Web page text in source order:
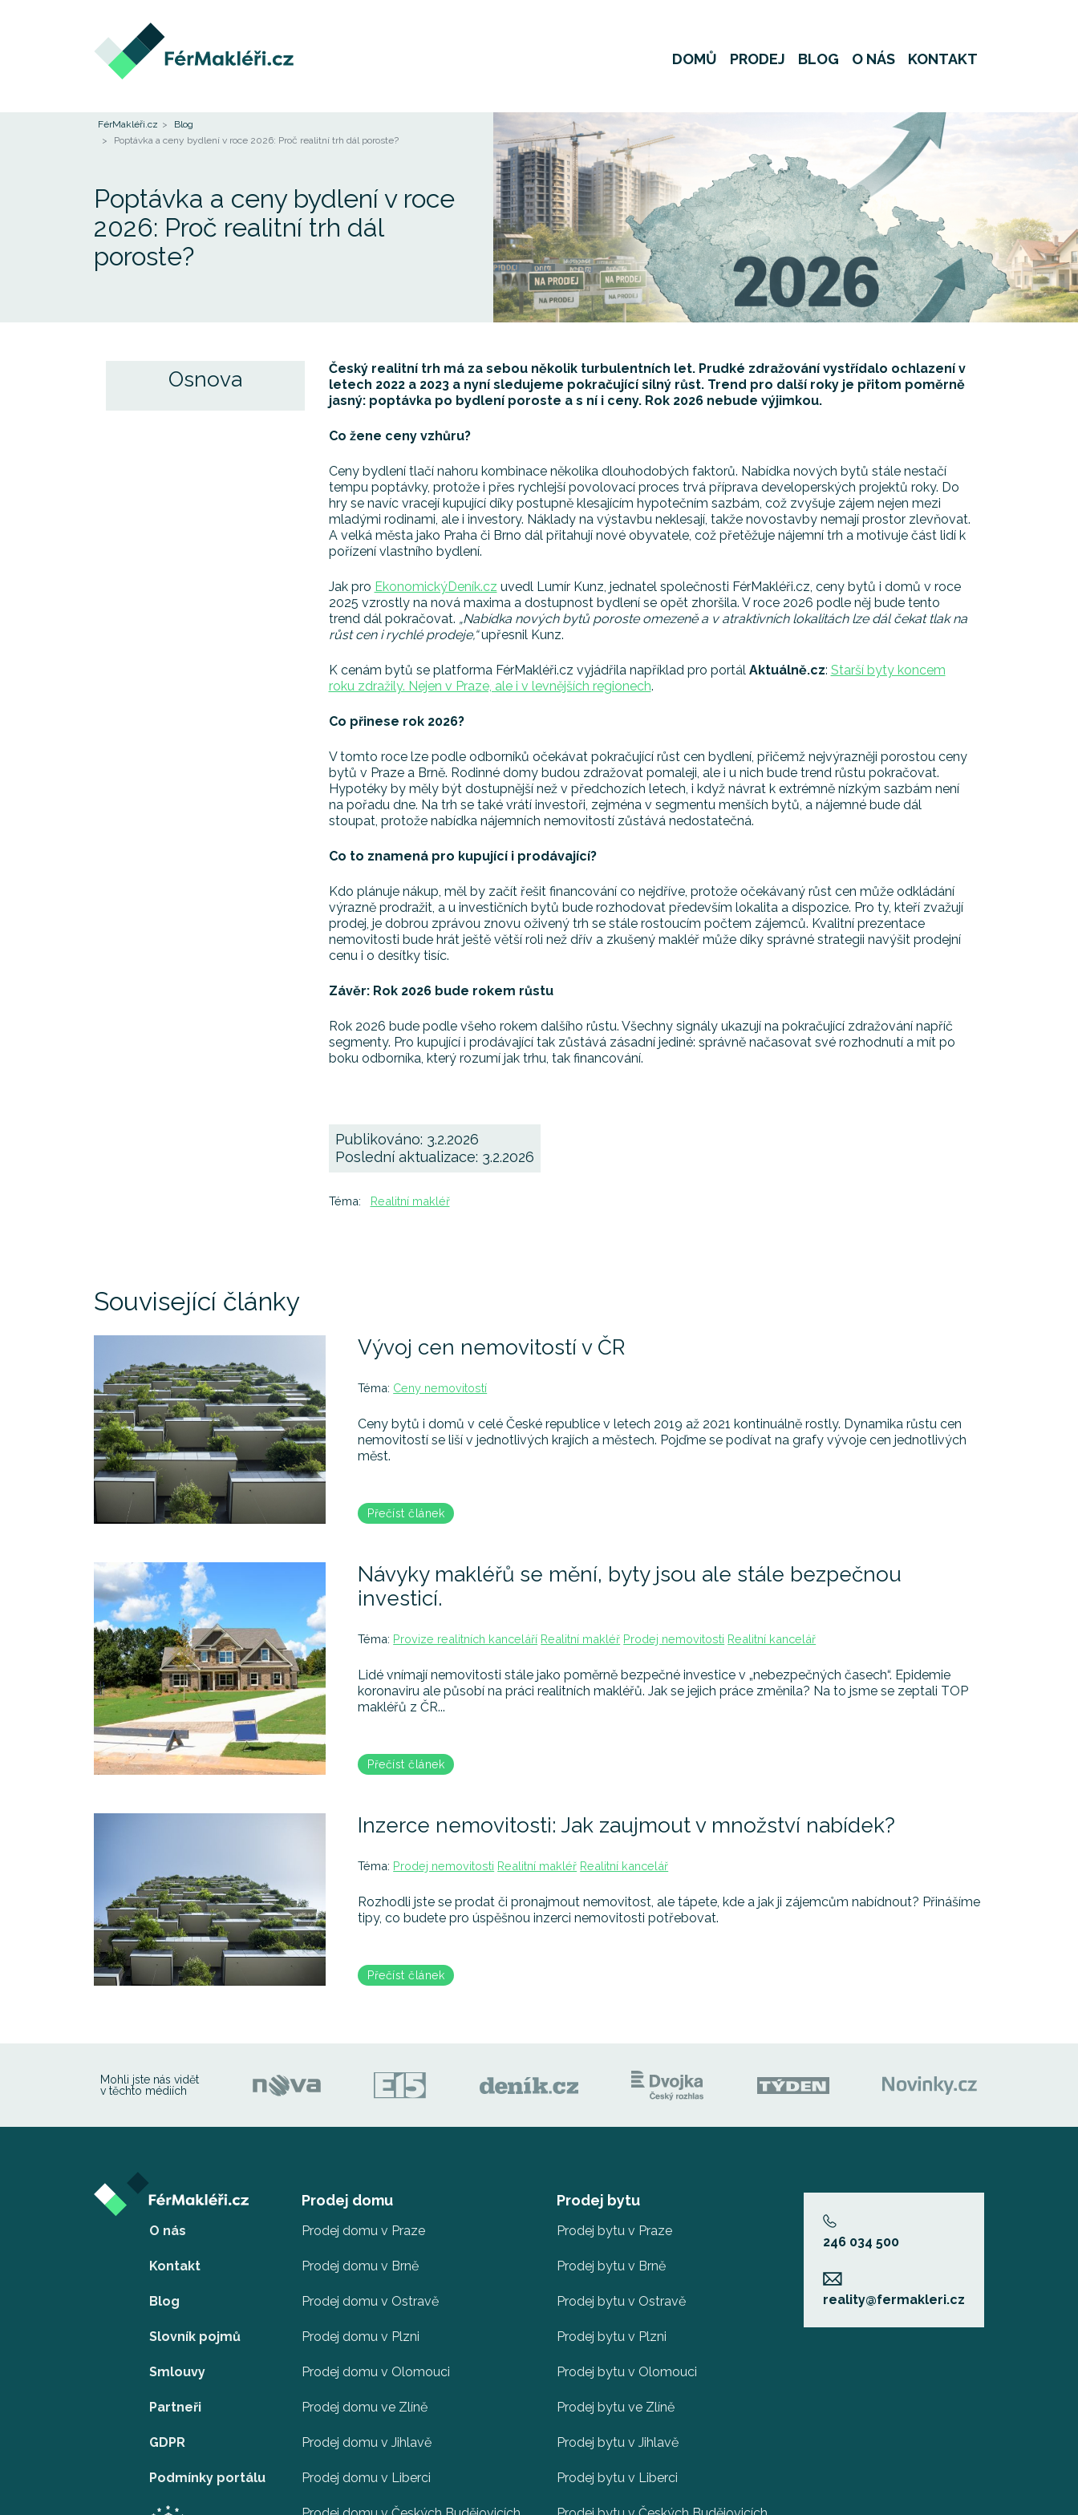
DOMŮ PRODEJ BLOG O NÁS KONTAKT
FérMakléři.cz
Blog
Poptávka a ceny bydlení v roce 2026: Proč realitní trh dál poroste?
Poptávka a ceny bydlení v roce
2026: Proč realitní trh dál
poroste?
Osnova
Český realitní trh má za sebou několik turbulentních let. Prudké zdražování vystřídalo ochlazení v
letech 2022 a 2023 a nyní sledujeme pokračující silný růst. Trend pro další roky je přitom poměrně
jasný: poptávka po bydlení poroste a s ní i ceny. Rok 2026 nebude výjimkou.
Co žene ceny vzhůru?
Ceny bydlení tlačí nahoru kombinace několika dlouhodobých faktorů. Nabídka nových bytů stále nestačí
tempu poptávky, protože i přes rychlejší povolovací proces trvá příprava developerských projektů roky. Do
hry se navíc vracejí kupující díky postupně klesajícím hypotečním sazbám, což zvyšuje zájem nejen mezi
mladými rodinami, ale i investory. Náklady na výstavbu neklesají, takže novostavby nemají prostor zlevňovat.
A velká města jako Praha či Brno dál přitahují nové obyvatele, což přetěžuje nájemní trh a motivuje část lidí k
pořízení vlastního bydlení.
Jak pro EkonomickýDeník.cz uvedl Lumír Kunz, jednatel společnosti FérMakléři.cz, ceny bytů i domů v roce
2025 vzrostly na nová maxima a dostupnost bydlení se opět zhoršila. V roce 2026 podle něj bude tento
trend dál pokračovat. „Nabídka nových bytů poroste omezeně a v atraktivních lokalitách lze dál čekat tlak na
růst cen i rychlé prodeje,“upřesnil Kunz.
K cenám bytů se platforma FérMakléři.cz vyjádřila například pro portál Aktuálně.cz: Starší byty koncem
roku zdražily. Nejen v Praze, ale i v levnějších regionech.
Co přinese rok 2026?
V tomto roce lze podle odborníků očekávat pokračující růst cen bydlení, přičemž nejvýrazněji porostou ceny
bytů v Praze a Brně. Rodinné domy budou zdražovat pomaleji, ale i u nich bude trend růstu pokračovat.
Hypotéky by měly být dostupnější než v předchozích letech, i když návrat k extrémně nízkým sazbám není
na pořadu dne. Na trh se také vrátí investoři, zejména v segmentu menších bytů, a nájemné bude dál
stoupat, protože nabídka nájemních nemovitostí zůstává nedostatečná.
Co to znamená pro kupující i prodávající?
Kdo plánuje nákup, měl by začít řešit financování co nejdříve, protože očekávaný růst cen může odkládání
výrazně prodražit, a u investičních bytů bude rozhodovat především lokalita a dispozice. Pro ty, kteří zvažují
prodej, je dobrou zprávou znovu oživený trh se stále rostoucím počtem zájemců. Kvalitní prezentace
nemovitosti bude hrát ještě větší roli než dřív a zkušený makléř může díky správné strategii navýšit prodejní
cenu i o desítky tisíc.
Závěr: Rok 2026 bude rokem růstu
Rok 2026 bude podle všeho rokem dalšího růstu. Všechny signály ukazují na pokračující zdražování napříč
segmenty. Pro kupující i prodávající tak zůstává zásadní jediné: správně načasovat své rozhodnutí a mít po
boku odborníka, který rozumí jak trhu, tak financování.
Publikováno: 3.2.2026
Poslední aktualizace: 3.2.2026
Téma: Realitní makléř
Související články
Vývoj cen nemovitostí v ČR
Téma: Ceny nemovitostí
Ceny bytů i domů v celé České republice v letech 2019 až 2021 kontinuálně rostly. Dynamika růstu cen
nemovitostí se liší v jednotlivých krajích a městech. Pojďme se podívat na grafy vývoje cen jednotlivých
měst.
Přečíst článek
Návyky makléřů se mění, byty jsou ale stále bezpečnou
investicí.
Téma: Provize realitních kanceláří Realitní makléř Prodej nemovitosti Realitní kancelář
Lidé vnímají nemovitosti stále jako poměrně bezpečné investice v „nebezpečných časech“. Epidemie
koronaviru ale působí na práci realitních makléřů. Jak se jejich práce změnila? Na to jsme se zeptali TOP
makléřů z ČR...
Přečíst článek
Inzerce nemovitosti: Jak zaujmout v množství nabídek?
Téma: Prodej nemovitosti Realitní makléř Realitní kancelář
Rozhodli jste se prodat či pronajmout nemovitost, ale tápete, kde a jak ji zájemcům nabídnout? Přinášíme
tipy, co budete pro úspěšnou inzerci nemovitosti potřebovat.
Přečíst článek
Mohli jste nás vidět
v těchto médiích
O nás
Kontakt
Blog
Slovník pojmů
Smlouvy
Partneři
GDPR
Podmínky portálu
Prodej domu
Prodej domu v Praze
Prodej domu v Brně
Prodej domu v Ostravě
Prodej domu v Plzni
Prodej domu v Olomouci
Prodej domu ve Zlíně
Prodej domu v Jihlavě
Prodej domu v Liberci
Prodej bytu
Prodej bytu v Praze
Prodej bytu v Brně
Prodej bytu v Ostravě
Prodej bytu v Plzni
Prodej bytu v Olomouci
Prodej bytu ve Zlíně
Prodej bytu v Jihlavě
Prodej bytu v Liberci
246 034 500
reality@fermakleri.cz